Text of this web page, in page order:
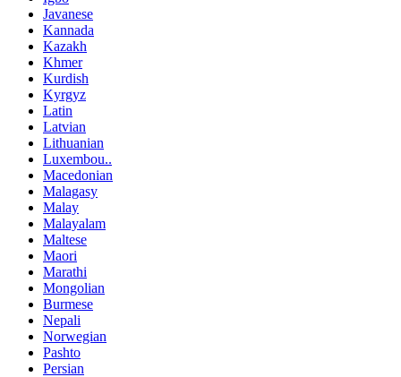
Javanese
Kannada
Kazakh
Khmer
Kurdish
Kyrgyz
Latin
Latvian
Lithuanian
Luxembou..
Macedonian
Malagasy
Malay
Malayalam
Maltese
Maori
Marathi
Mongolian
Burmese
Nepali
Norwegian
Pashto
Persian